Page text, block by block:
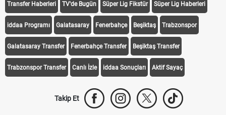
Transfer Haberleri TV'de Bugün Süper Lig Fikstür Süper Lig Haberleri
iddaa Programı Galatasaray Fenerbahçe Beşiktaş Trabzonspor
Galatasaray Transfer Fenerbahçe Transfer Beşiktaş Transfer
Trabzonspor Transfer Canlı İzle iddaa Sonuçları Aktif Sayaç
Takip Et